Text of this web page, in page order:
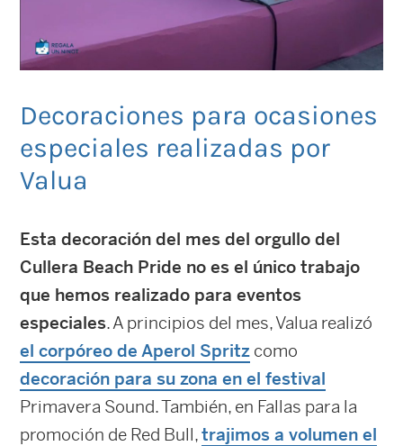
Decoraciones para ocasiones
especiales realizadas por
Valua
Esta decoración del mes del orgullo del
Cullera Beach Pride no es el único trabajo
que hemos realizado para eventos
especiales. A principios del mes, Valua realizó
el corpóreo de Aperol Spritz como
decoración para su zona en el festival
Primavera Sound. También, en Fallas para la
promoción de Red Bull,trajimos a volumen el